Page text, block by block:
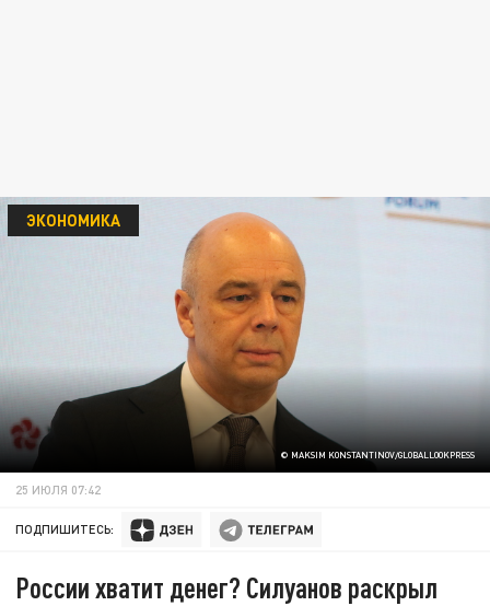
© MAKSIM KONSTANTINOV/GLOBALLOOKPRESS
ЭКОНОМИКА
25 ИЮЛЯ 07:42
ПОДПИШИТЕСЬ:
России хватит денег? Силуанов раскрыл